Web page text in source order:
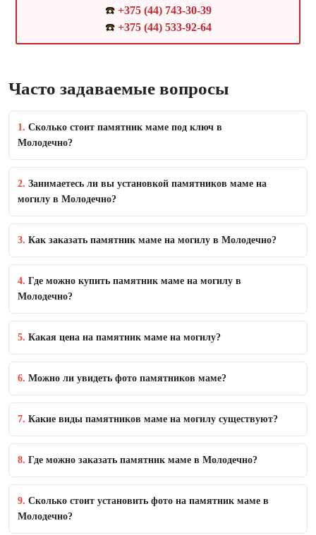
☎️ +375 (44) 743-30-39
☎️ +375 (44) 533-92-64
Часто задаваемые вопросы
1. Сколько стоит памятник маме под ключ в
Молодечно?
2. Занимаетесь ли вы установкой памятников маме на
могилу в Молодечно?
3. Как заказать памятник маме на могилу в Молодечно?
4. Где можно купить памятник маме на могилу в
Молодечно?
5. Какая цена на памятник маме на могилу?
6. Можно ли увидеть фото памятников маме?
7. Какие виды памятников маме на могилу существуют?
8. Где можно заказать памятник маме в Молодечно?
9. Сколько стоит установить фото на памятник маме в
Молодечно?